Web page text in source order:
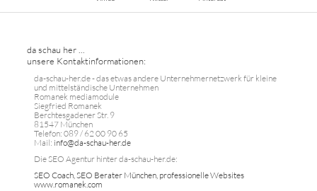
da schau her ...
unsere Kontaktinformationen:
da-schau-her.de - das etwas andere Unternehmernetzwerk für kleine
und mittelständische Unternehmen
Romanek mediamodule
Siegfried Romanek
Berchtesgadener Str. 9
81547 München
Telefon: 089 / 62 00 90 65
Mail: info@da-schau-her.de
Die SEO Agentur hinter da-schau-her.de:
SEO Coach, SEO Berater München, professionelle Websites
www.romanek.com